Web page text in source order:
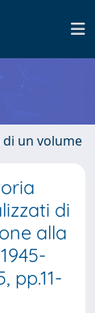
di un volume
di
alla
pp.11-